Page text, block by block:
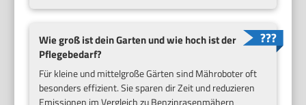
Wie groß ist dein Garten und wie hoch ist der
Pflegebedarf?
Für kleine und mittelgroße Gärten sind Mähroboter oft
besonders effizient. Sie sparen dir Zeit und reduzieren